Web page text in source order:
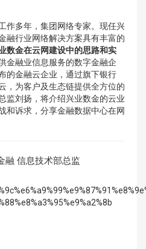
作多年，集团网络专家。现任兴
融行业网络解决方案具有丰富的
业数金在云网建设中的思路和实
金融业信息服务的数字金融企
的金融云企业，通过旗下银行
，为客户及生态链提供全方位的
监刘扬，将介绍兴业数金的云业
和诉求，分享金融数据中心在网
融 信息技术部总监